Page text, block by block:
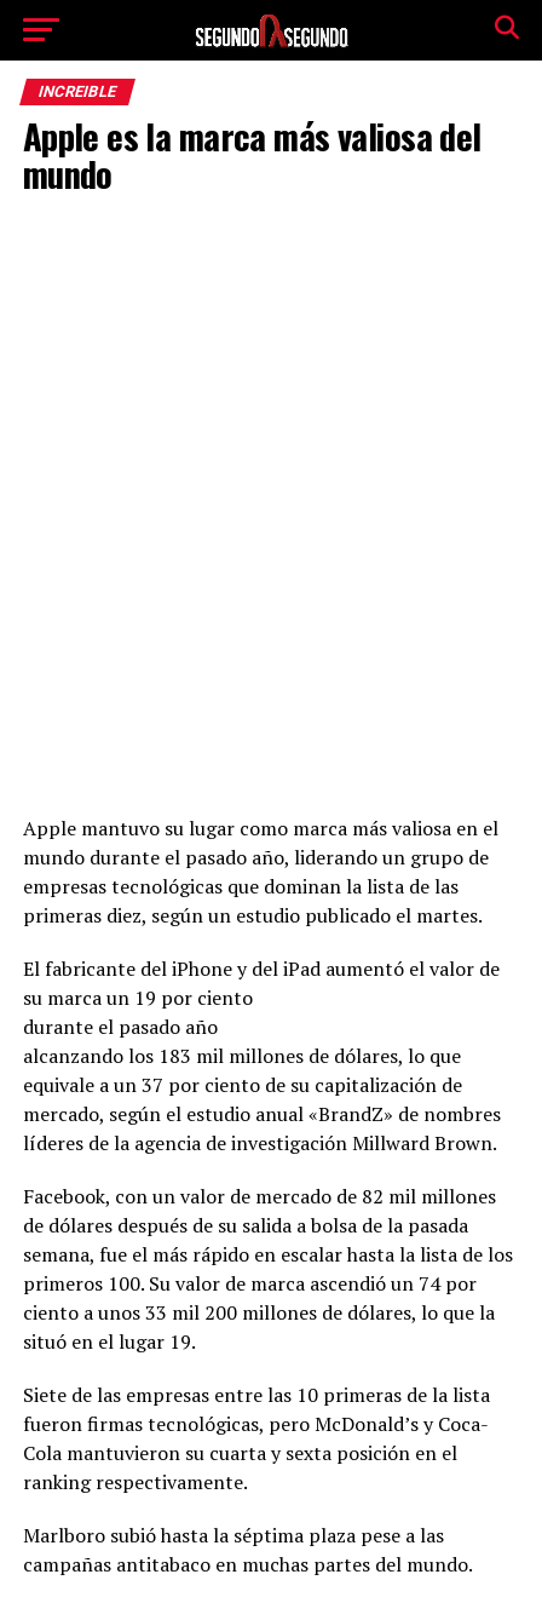
INCREIBLE
Apple es la marca más valiosa del
mundo
Apple mantuvo su lugar como marca más valiosa en el
mundo durante el pasado año, liderando un grupo de
empresas tecnológicas que dominan la lista de las
primeras diez, según un estudio publicado el martes.
El fabricante del iPhone y del iPad aumentó el valor de
su marca un 19 por ciento
durante el pasado año
alcanzando los 183 mil millones de dólares, lo que
equivale a un 37 por ciento de su capitalización de
mercado, según el estudio anual «BrandZ» de nombres
líderes de la agencia de investigación Millward Brown.
Facebook, con un valor de mercado de 82 mil millones
de dólares después de su salida a bolsa de la pasada
semana, fue el más rápido en escalar hasta la lista de los
primeros 100. Su valor de marca ascendió un 74 por
ciento a unos 33 mil 200 millones de dólares, lo que la
situó en el lugar 19.
Siete de las empresas entre las 10 primeras de la lista
fueron firmas tecnológicas, pero McDonald’s y Coca-
Cola mantuvieron su cuarta y sexta posición en el
ranking respectivamente.
Marlboro subió hasta la séptima plaza pese a las
campañas antitabaco en muchas partes del mundo.